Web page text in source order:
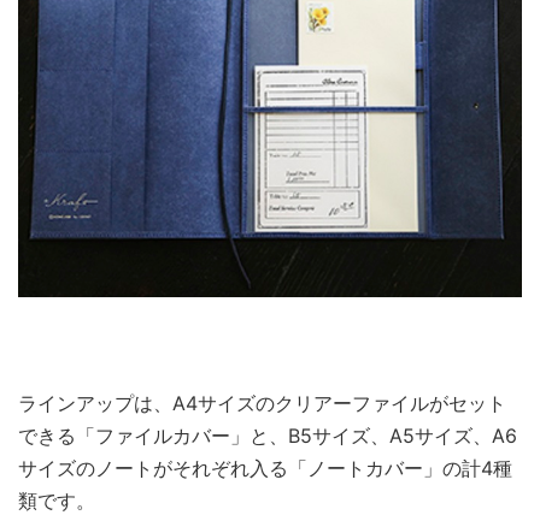
ラインアップは、A4サイズのクリアーファイルがセット
できる「ファイルカバー」と、B5サイズ、A5サイズ、A6
サイズのノートがそれぞれ入る「ノートカバー」の計4種
類です。